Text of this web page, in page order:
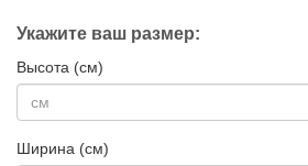
Укажите ваш размер:
Высота (см)
Ширина (см)